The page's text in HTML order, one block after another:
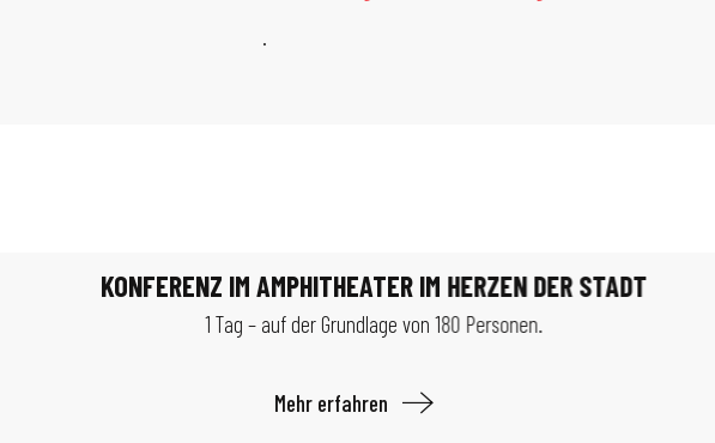
.
KONFERENZ IM AMPHITHEATER IM HERZEN DER STADT
1 Tag – auf der Grundlage von 180 Personen.
Mehr erfahren